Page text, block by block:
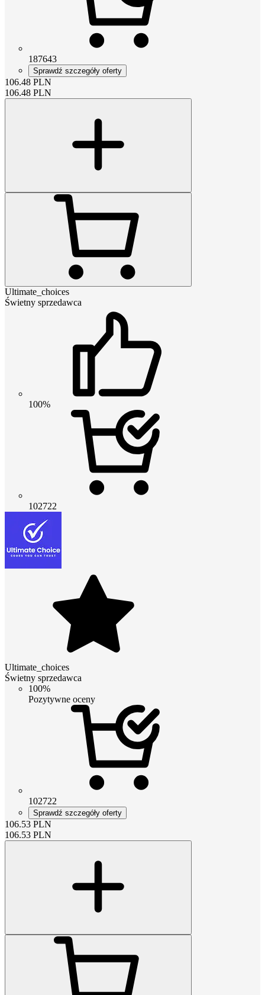
187643
Sprawdź szczegóły oferty
106.48 PLN
106.48 PLN
Ultimate_choices
Świetny sprzedawca
100%
102722
Ultimate_choices
Świetny sprzedawca
100%
Pozytywne oceny
102722
Sprawdź szczegóły oferty
106.53 PLN
106.53 PLN